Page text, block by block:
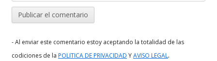
- Al enviar este comentario estoy aceptando la totalidad de las
codiciones de la POLITICA DE PRIVACIDAD YAVISO LEGAL.